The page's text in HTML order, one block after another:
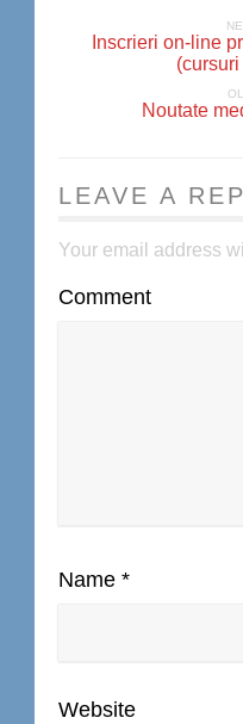
Inscrieri on-line
Noutate
LEAVE A
Your email address
Comment
Name *
Website